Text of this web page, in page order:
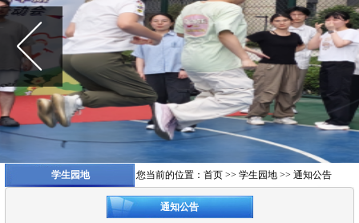
学生园地 您当前的位置： 首页 >> 学生园地 >> 通知公告
通知公告